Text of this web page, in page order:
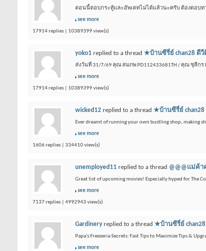
ตอนนี้ตอบกระทู้และอัพเดทไม่ได้แล้วนะครับ ต้องตอบท
see more
17914 replies | 10389399 view(s)
yoko1 replied to a thread ★บ้านซีรี่ย์ chan28
ส่งวันที่ 31/7/69 คุณ สมภพ PD112433681TH / คุณ ชุลีกร
see more
17914 replies | 10389399 view(s)
wicked12 replied to a thread ★บ้านซีรี่ย์
Ever dreamt of running your own bustling shop, making
see more
1606 replies | 334410 view(s)
unemployed11 replied to a thread @@@แม่ค้
Great list of upcoming movies! Especially hyped for The
see more
7137 replies | 4992943 view(s)
Gardinery replied to a thread ★บ้านซีรี่ย์
Papa's Freezeria Secrets: Fast Tips to Maximize Tips &
see more